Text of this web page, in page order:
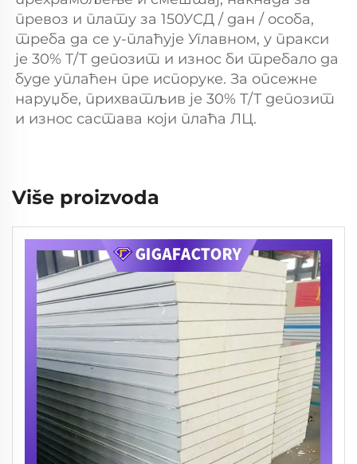
превоз и плату за 150УСД / дан / особа,
треба да се у-плаћује Углавном, у пракси
је 30% T/T депозит и износ би требало да
буде уплаћен пре испоруке. За опсежне
наруџбе, прихватљив је 30% T/T депозит
и износ састава који плаћа ЛЦ.
Više proizvoda